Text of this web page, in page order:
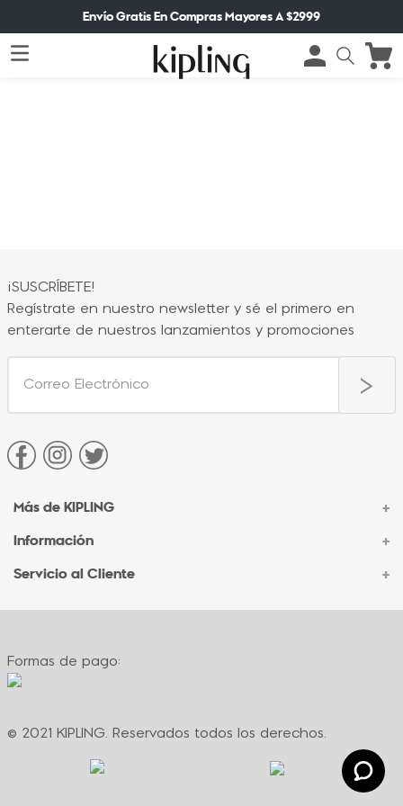
Envío Gratis En Compras Mayores A $2999
¡SUSCRÍBETE!
Regístrate en nuestro newsletter y sé el primero en
enterarte de nuestros lanzamientos y promociones
Más de KIPLING +
Acerca de Kipling
Sucursales
Información +
Contacto Corporativo
Formas de pago
Servicio al Cliente +
Contacto
Políticas de cambio
Términos y condiciones de promociones
Política de privacidad
Formas de pago:
© 2021 KIPLING. Reservados todos los derechos.